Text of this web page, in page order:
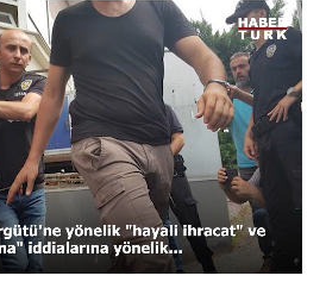
Oynatma
Hızı